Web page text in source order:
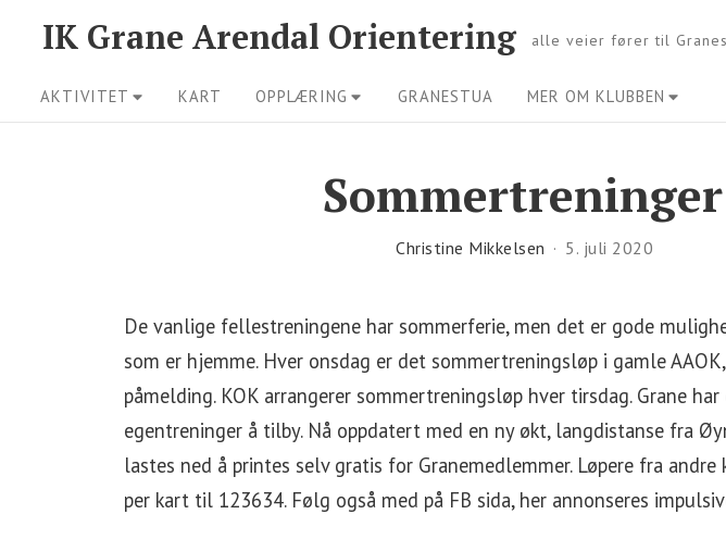
content
IK Grane Arendal Orientering alle veier fører til
Site
Navigation
AKTIVITET KART OPPLÆRING GRANESTUA MER OM KLUBBEN
Sommertreninger
Christine Mikkelsen 5. juli 2020
De vanlige fellestreningene har sommerferie, men det er gode
som er hjemme. Hver onsdag er det sommertreningsløp i gamle
påmelding. KOK arrangerer sommertreningsløp hver tirsdag. Grane
egentreninger å tilby. Nå oppdatert med en ny økt, langdistanse fra
lastes ned å printes selv gratis for Granemedlemmer. Løpere fra andre
per kart til 123634. Følg også med på FB sida, her annonseres